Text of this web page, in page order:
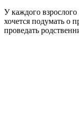
У каждого
хочется подумать о
проведать